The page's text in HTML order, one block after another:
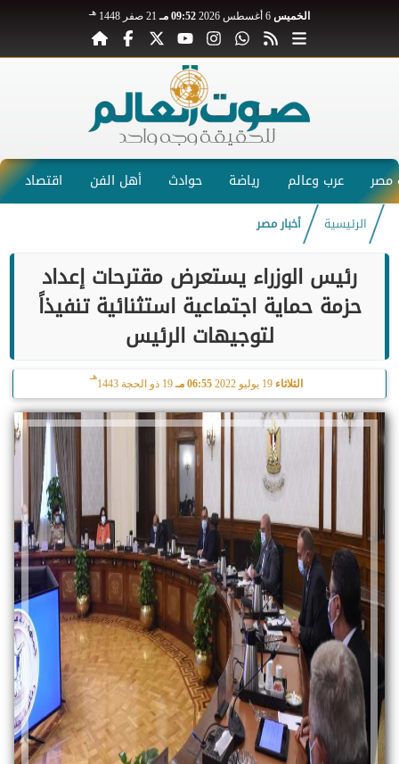
الخميس 09:52 مـ 21 صفر 1448 هـ
عرب وعالم رياضة حوادث أهل الفن اقتصاد
الرئيسية أخبار مصر
رئيس الوزراء يستعرض مقترحات إعداد
حزمة حماية اجتماعية استثنائية تنفيذاً
لتوجيهات الرئيس
الثلاثاء 19 يوليو 2022 06:55 مـ 19 ذو الحجة 1443
هـ